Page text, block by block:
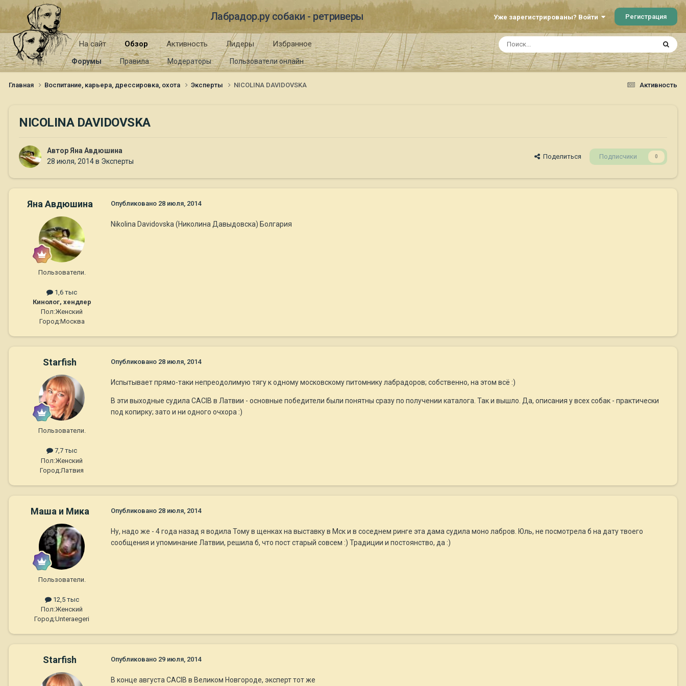
Лабрадор.ру собаки - ретриверы Уже зарегистрированы? Войти Регистрация
На сайт Обзор
Форумы Правила Модераторы Пользователи онлайн
Активность Лидеры Избранное
Активность
Главная Воспитание, карьера, дрессировка, охота Эксперты NICOLINA DAVIDOVSKA
NICOLINA DAVIDOVSKA
Автор Яна Авдюшина
28 июля, 2014в Эксперты
Поделиться Подписчики 0
Яна Авдюшина
Пользователи.
1,6 тыс
Кинолог, хендлер
Пол:Женский
Город:Москва
Опубликовано 28 июля, 2014
Nikolina Davidovska (Николина Давыдовска) Болгария
Starfish
Пользователи.
7,7 тыс
Пол:Женский
Город:Латвия
Опубликовано 28 июля, 2014
Испытывает прямо-таки непреодолимую тягу к одному московскому питомнику лабрадоров; собственно, на этом всё :)
В эти выходные судила CACIB в Латвии - основные победители были понятны сразу по получении каталога. Так и вышло. Да, описания у всех собак - практически
под копирку; зато и ни одного очхора :)
Маша и Мика
Пользователи.
12,5 тыс
Пол:Женский
Город:Unteraegeri
Опубликовано 28 июля, 2014
Ну, надо же - 4 года назад я водила Тому в щенках на выставку в Мск и в соседнем ринге эта дама судила моно лабров. Юль, не посмотрела б на дату твоего
сообщения и упоминание Латвии, решила б, что пост старый совсем :) Традиции и постоянство, да :)
Starfish Опубликовано 29 июля, 2014
В конце августа CACIB в Великом Новгороде, эксперт тот же